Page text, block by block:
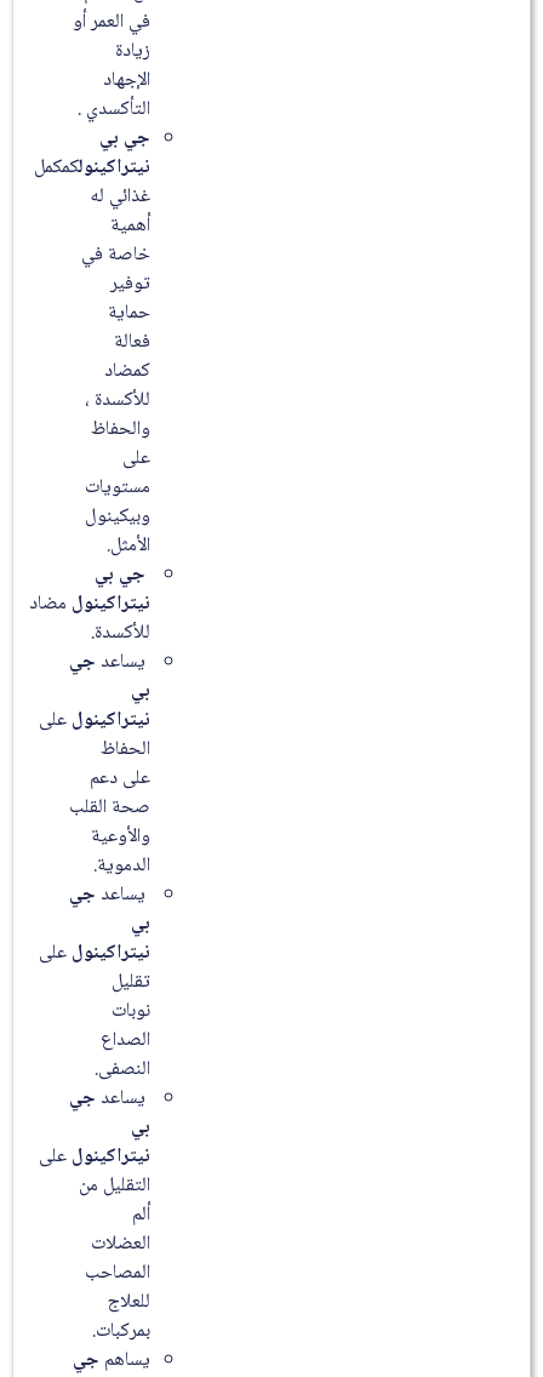
في العمر أو
زيادة
الإجهاد
التأكسدي .
جي بي
نيتراكينولكمكمل
غذائي له
أهمية
خاصة في
توفير
حماية
فعالة
كمضاد
للأكسدة ،
والحفاظ
على
مستويات
وبيكينول
الأمثل.
جي بي
نيتراكينول مضاد
للأكسدة.
يساعد جي
بي
نيتراكينولعلى
الحفاظ
على دعم
صحة القلب
والأوعية
الدموية.
يساعد جي
بي
نيتراكينولعلى
تقليل
نوبات
الصداع
النصفى.
يساعد جي
بي
نيتراكينولعلى
التقليل من
ألم
العضلات
المصاحب
للعلاج
بمركبات.
يساهم جي